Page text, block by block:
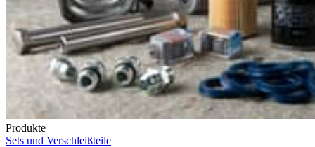
Produkte
Sets und Verschleißteile